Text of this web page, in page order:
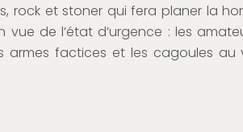
rock et stoner qui fera planer la
vue de l’état d’urgence : les
armes factices et les cagoules au